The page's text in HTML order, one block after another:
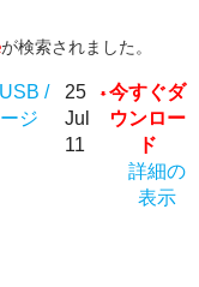
が検索されました。
/
ジ
25
Jul
11
今すぐダ
ウンロー
ド
詳細の
表示